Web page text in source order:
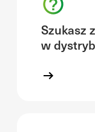
Szukasz
w